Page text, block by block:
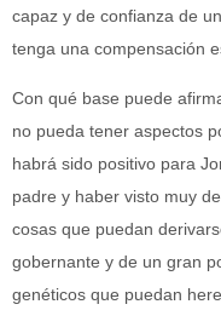
capaz y de confianza de
tenga una compensación
Con qué base puede
no pueda tener aspectos
habrá sido positivo para
padre y haber visto muy
cosas que puedan
gobernante y de un gran
genéticos que puedan